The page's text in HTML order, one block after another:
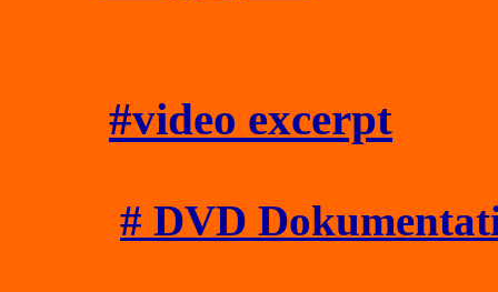
#video excerpt
# DVD